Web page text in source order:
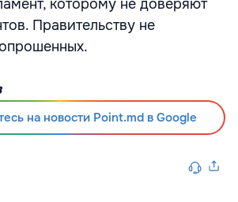
которому не доверяют
Правительству не
на новости Point.md в Google